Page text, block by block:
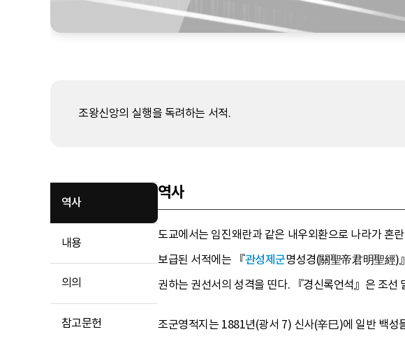
조왕신앙의 실행을 독려하는 서적.
역사
내용
의의
참고문헌
역사
도교에서는 임진왜란과 같은 내우외환으로 나라가 혼
보급된 서적에는 『관성제군명성경(關聖帝君明聖經)
권하는 권선서의 성격을 띤다. 『경신록언석』은 조
조군영적지는 1881년(광서 7) 신사(辛巳)에 일반 백